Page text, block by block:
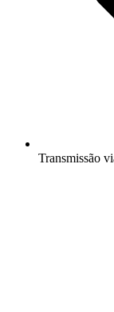
Transmissão